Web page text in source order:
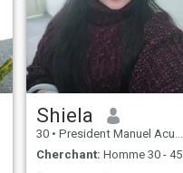
Shiela
30 • President Manuel Acuña Roxas, Zamboanga del Norte, Philippin...
Cherchant: Homme 30 - 45